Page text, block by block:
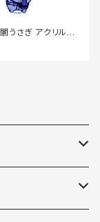
うさぎ アクリルキ
社畜）70×70mm